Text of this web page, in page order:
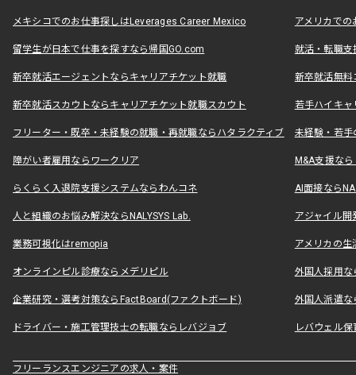
メキシコでのお仕事探しはLeverages Career Mexico アメリカで
留学生が日本で仕事を探すなら帰国GO.com 就活・転職
新卒就活エージェントならキャリアチケット就職 新卒就活無料
新卒就活スカウトならキャリアチケット就職スカウト 若手ハイキ
フリーター・既卒・未経験の就職・再就職ならハタラクティブ 未経験・若手
障がい者雇用ならワークリア M&A支援な
らくらく入退院支援システムならわんコネ AI面接なら
人と組織のお悩み解決ならNALYSYS Lab. アジャイル
業務可視化はremopia アメリカの
オンラインピル診療ならメデリピル 外国人採用
企業研究・選考対策ならFactBoard(ファクトボード) 外国人派遣な
ドライバー・施工管理技士の転職ならレバジョブ レバウェル
フリーランスエンジニアの求人・案件